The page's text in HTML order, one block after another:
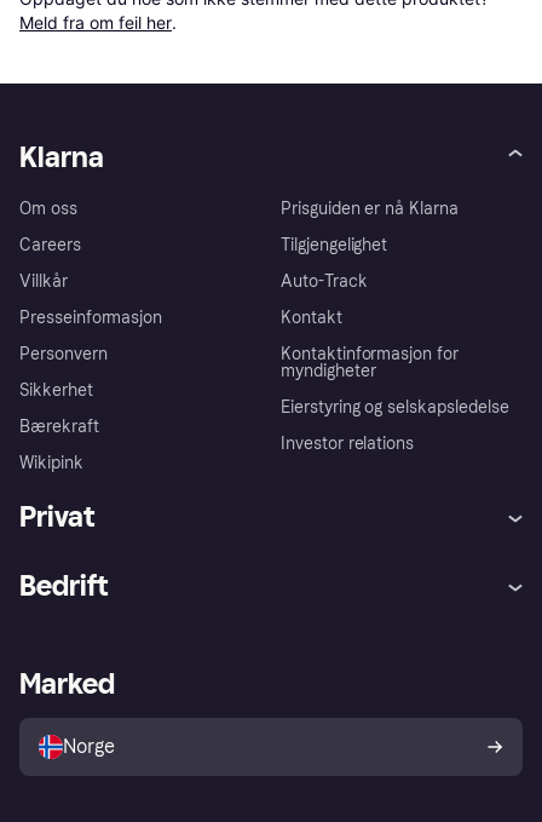
Meld fra om feil her.
Klarna
Om oss
Careers
Villkår
Presseinformasjon
Personvern
Sikkerhet
Bærekraft
Wikipink
Prisguiden er nå Klarna
Tilgjengelighet
Auto-Track
Kontakt
Kontaktinformasjon for
myndigheter
Eierstyring og selskapsledelse
Investor relations
Privat
Utforsk butikker
Bedrift
Merchant portal
Marked
Norge